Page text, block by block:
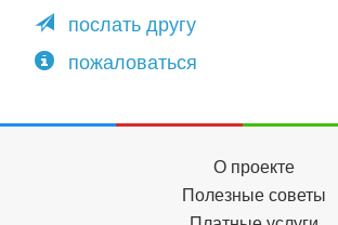
послать другу
пожаловаться
О проекте
Полезные советы